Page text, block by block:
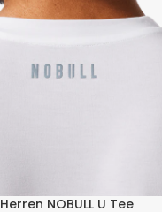
Herren NOBULL U Tee